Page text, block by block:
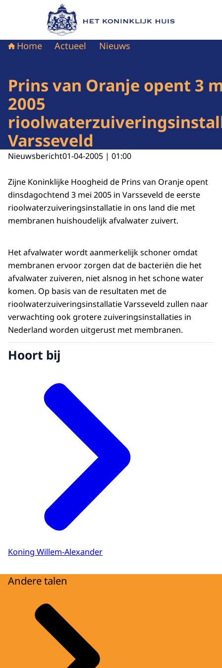
Naar de homepage van Het Koninklijk Huis
Home Actueel Nieuws
Prins van Oranje opent 3
2005
Varsseveld
Nieuwsbericht01-04-2005 | 01:00
Zijne Koninklijke Hoogheid de Prins van Oranje opent
dinsdagochtend 3 mei 2005 in Varsseveld de eerste
rioolwaterzuiveringsinstallatie in ons land die met
membranen huishoudelijk afvalwater zuivert.
Het afvalwater wordt aanmerkelijk schoner omdat
membranen ervoor zorgen dat de bacteriën die het
afvalwater zuiveren, niet alsnog in het schone water
komen. Op basis van de resultaten met de
rioolwaterzuiveringsinstallatie Varsseveld zullen naar
verwachting ook grotere zuiveringsinstallaties in
Nederland worden uitgerust met membranen.
Hoort bij
Koning Willem-Alexander
Andere talen